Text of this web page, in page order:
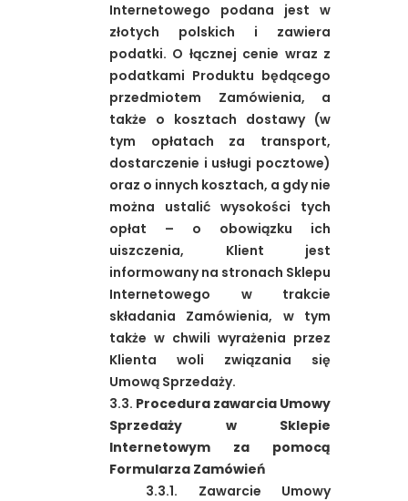
Internetowego podana jest w
złotych polskich i zawiera
podatki. O łącznej cenie wraz z
podatkami Produktu będącego
przedmiotem Zamówienia, a
także o kosztach dostawy (w
tym opłatach za transport,
dostarczenie i usługi pocztowe)
oraz o innych kosztach, a gdy nie
można ustalić wysokości tych
opłat – o obowiązku ich
uiszczenia, Klient jest
informowany na stronach Sklepu
Internetowego w trakcie
składania Zamówienia, w tym
także w chwili wyrażenia przez
Klienta woli związania się
Umową Sprzedaży.
3.3. Procedura zawarcia Umowy
Sprzedaży w Sklepie
Internetowym za pomocą
Formularza Zamówień
3.3.1. Zawarcie Umowy